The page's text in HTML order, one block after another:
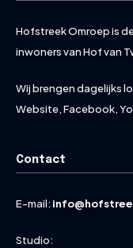
Hofstreek Omroep is
inwoners van Hof van
Wij brengen dagelijks
Website, Facebook,
Contact
E-mail:
Studio: